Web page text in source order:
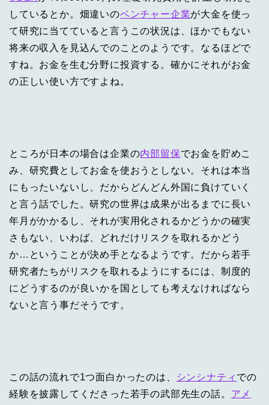
しているとか。畑違いのベンチャー企業が大金を使っ
て研究に当てていると言うこの状況は、ほかでもない
将来の収入を見込んでのことのようです。なるほどで
すね。お金を生む分野に投資する。確かにそれがお金
の正しい使い方ですよね。
ところが日本の場合は企業の内部留保でお金を貯めこ
み、研究費としてお金を使おうとしない。それは本当
にもったいないし、だからどんどん外国に負けていく
と言う話でした。研究の世界は成果が出るまでに長い
年月がかかるし、それが実用化されるかどうかの確実
さもない、いわば、どれだけリスクを取れるかどう
か…ということが決め手となるようです。だから若手
研究者たちがリスクを取れるようにするには、制度的
にどうするのが良いかを国としても考えなければなら
ないと言う事だそうです。
この話の流れで1つ面白かったのは、 シンシナティ での
経験を披露してくださった若手の武部先生の話。 アメ